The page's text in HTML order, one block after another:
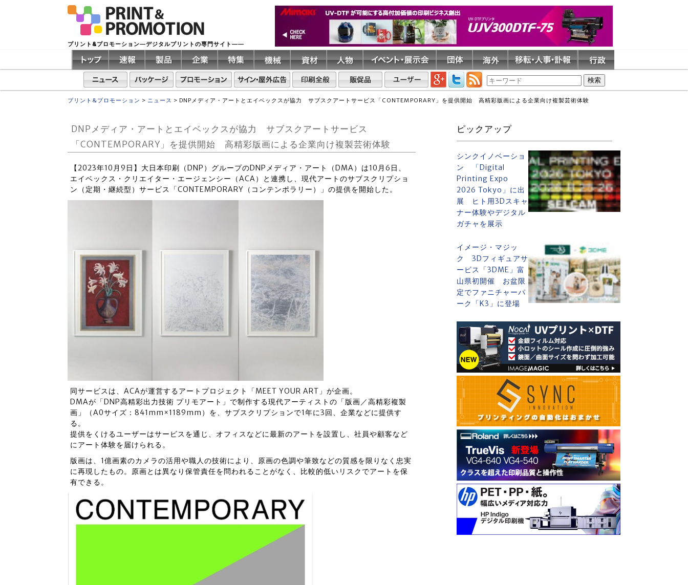
プリント&プロモーション―デジタルプリントの専門サイト――
プリント&プロモーション > ニュース > DNPメディア・アートとエイベックスが協力 サブスクアートサービス「CONTEMPORARY」を提供開始 高精彩版画による企業向け複製芸術体験
DNPメディア・アートとエイベックスが協力 サブスクアートサービス
「CONTEMPORARY」を提供開始 高精彩版画による企業向け複製芸術体験
【2023年10月9日】大日本印刷（DNP）グループのDNPメディア・アート（DMA）は10月6日、
エイベックス・クリエイター・エージェンシー（ACA）と連携し、現代アートのサブスクリプショ
ン（定期・継続型）サービス「CONTEMPORARY（コンテンポラリー）」の提供を開始した。
同サービスは、ACAが運営するアートプロジェクト「MEET YOUR ART」が企画。
DMAが「DNP高精彩出力技術 プリモアート」で制作する現代アーティストの「版画／高精彩複製
画」（A0サイズ：841mm×1189mm）を、サブスクリプションで1年に3回、企業などに提供す
る。
提供をくけるユーザーはサービスを通じ、オフィスなどに最新のアートを設置し、社員や顧客など
にアート体験を届けられる。
版画は、1億画素のカメラの活用や職人の技術により、原画の色調や筆致などの質感を限りなく忠実
に再現したもの。原画とは異なり保管責任を問われることがなく、比較的低いリスクでアートを保
有できる。
ピックアップ
シンクイノベーショ
ン 「Digital
Printing Expo
2026 Tokyo」に出
展 ヒト用3Dスキャ
ナー体験やデジタル
ガチャを展示
イメージ・マジッ
ク 3Dフィギュアサ
ービス「3DME」富
山県初開催 お盆限
定でファニチャーパ
ーク「K3」に登場